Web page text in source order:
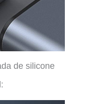
de silicone